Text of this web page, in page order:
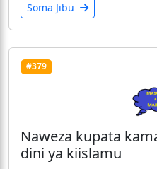
Soma Jibu
#379
Naweza kupata
dini ya kiislamu